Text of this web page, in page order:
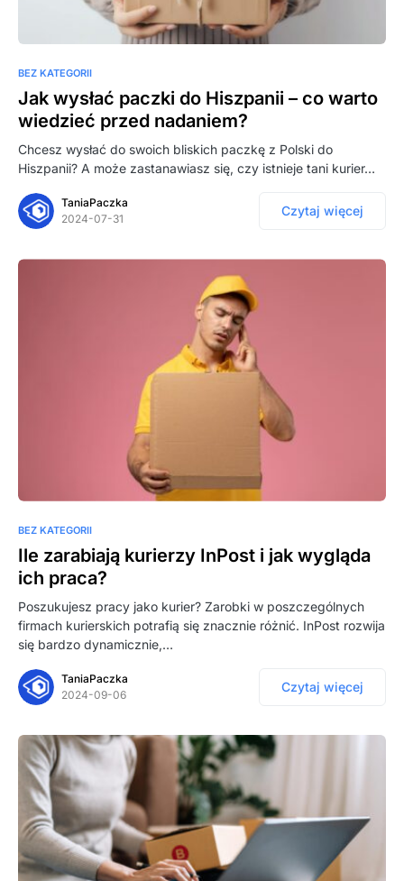
BEZ KATEGORII
Jak wysłać paczki do Hiszpanii – co warto
wiedzieć przed nadaniem?
Chcesz wysłać do swoich bliskich paczkę z Polski do
Hiszpanii? A może zastanawiasz się, czy istnieje tani kurier…
TaniaPaczka
2024-07-31
Czytaj więcej
BEZ KATEGORII
Ile zarabiają kurierzy InPost i jak wygląda
ich praca?
Poszukujesz pracy jako kurier? Zarobki w poszczególnych
firmach kurierskich potrafią się znacznie różnić. InPost rozwija
się bardzo dynamicznie,…
TaniaPaczka
2024-09-06
Czytaj więcej